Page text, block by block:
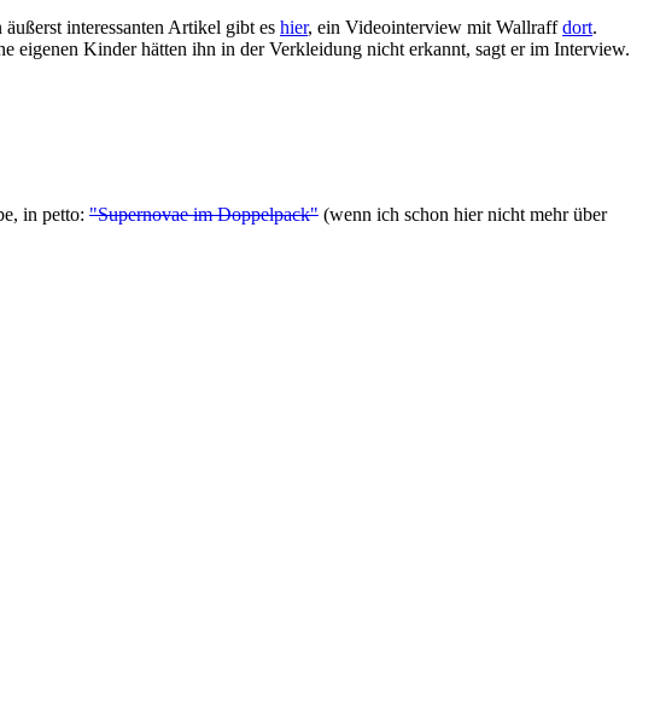
interessanten Artikel gibt es hier, ein Videointerview mit Wallraffdort.
eigenen Kinder hätten ihn in der Verkleidung nicht erkannt, sagt er im Interview.
in petto: "Supernovae im Doppelpack" (wenn ich schon hier nicht mehr über